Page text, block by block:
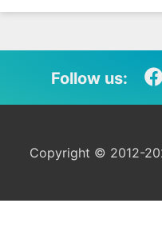
Follow us:
Copyright © 2012-